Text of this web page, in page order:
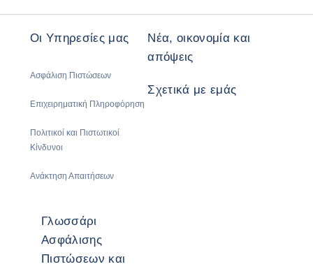
Οι Υπηρεσίες μας
Ασφάλιση Πιστώσεων
Επιχειρηματική Πληροφόρηση
Πολιτικοί και Πιστωτικοί
Κίνδυνοι
Ανάκτηση Απαιτήσεων
Νέα, οικονομία και
απόψεις
Σχετικά με εμάς
Γλωσσάρι
Ασφάλισης
Πιστώσεων και